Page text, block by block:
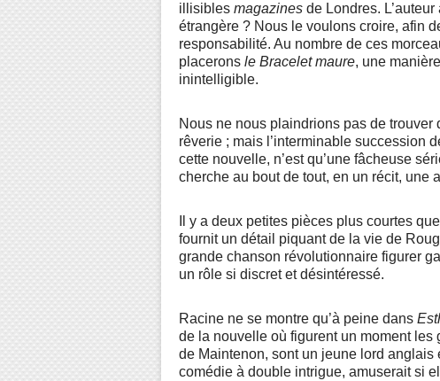
illisibles magazines de Londres.
étrangère ? Nous le voulons croire, afin
responsabilité. Au nombre de ces
placerons le Bracelet maure, une
inintelligible.
Nous ne nous plaindrions pas de trouver
rêverie ; mais l’interminable succession
cette nouvelle, n’est qu’une fâcheuse
cherche au bout de tout, en un récit, une
Il y a deux petites pièces plus courtes
fournit un détail piquant de la vie de
grande chanson révolutionnaire figurer
un rôle si discret et désintéressé.
Racine ne se montre qu’à peine dans
de la nouvelle où figurent un moment
de Maintenon, sont un jeune lord
comédie à double intrigue, amuserait si